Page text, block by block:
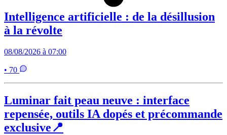
Intelligence artificielle : de la désillusion
à la révolte
08/08/2026 à 07:00
• 70
Luminar fait peau neuve : interface
repensée, outils IA dopés et précommande
exclusive📍